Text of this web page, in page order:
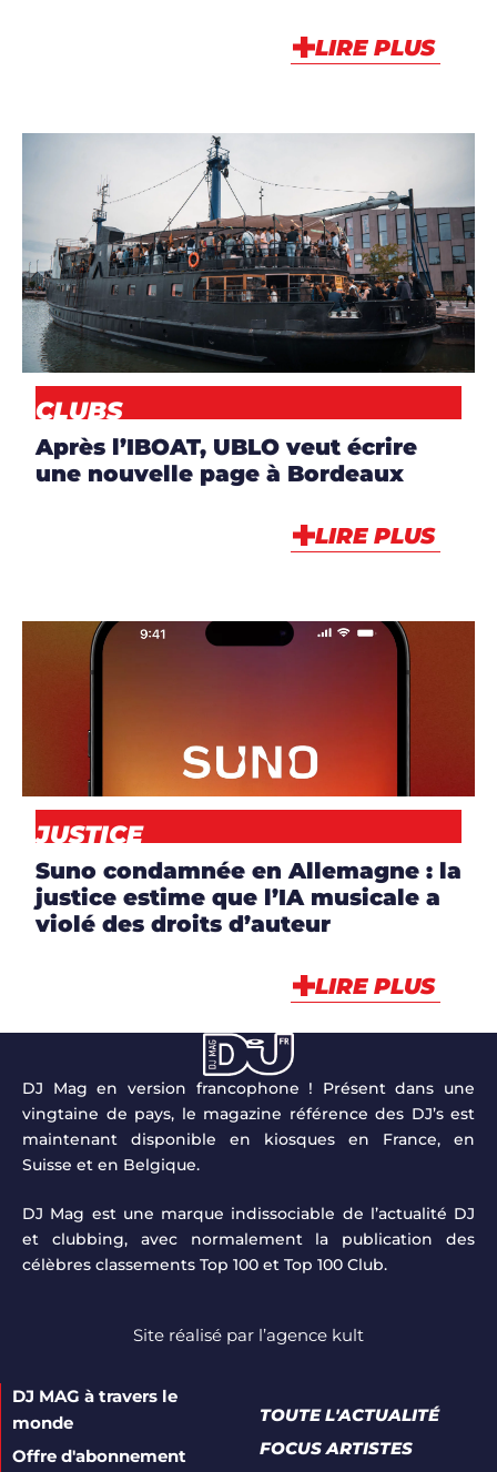
LIRE PLUS
ARTICLES,CLUBS,
NEWS
CLUBS
Après l’IBOAT, UBLO veut écrire
une nouvelle page à Bordeaux
LIRE PLUS
ARTICLES,NEWS
JUSTICE
Suno condamnée en Allemagne : la
justice estime que l’IA musicale a
violé des droits d’auteur
LIRE PLUS
DJ Mag en version francophone ! Présent dans une
vingtaine de pays, le magazine référence des DJ’s est
maintenant disponible en kiosques en France, en
Suisse et en Belgique.
DJ Mag est une marque indissociable de l’actualité DJ
et clubbing, avec normalement la publication des
célèbres classements Top 100 et Top 100 Club.
Site réalisé par l’agence kult
DJ MAG à travers le
monde
Offre d'abonnement
TOUTE L'ACTUALITÉ
FOCUS ARTISTES